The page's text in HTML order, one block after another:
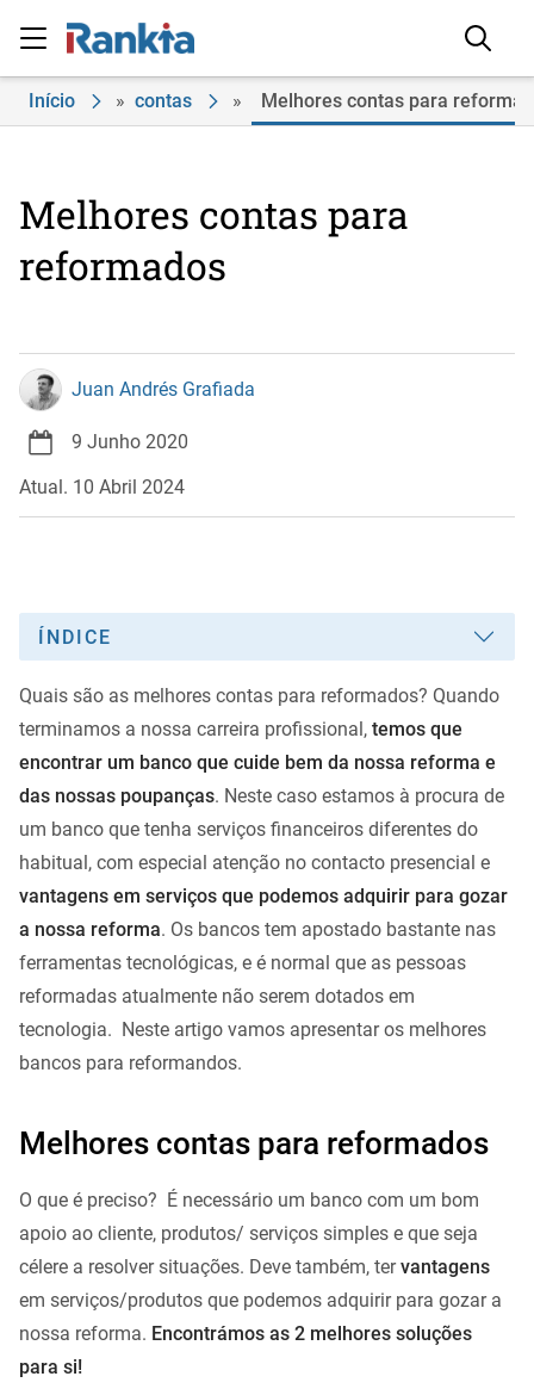
Início » contas » Melhores contas para
Melhores contas para
reformados
Juan Andrés Grafiada
9 Junho 2020
Atual. 10 Abril 2024
ÍNDICE
Quais são as melhores contas para reformados? Quando
terminamos a nossa carreira profissional, temos que
encontrar um banco que cuide bem da nossa reforma e
das nossas poupanças. Neste caso estamos à procura de
um banco que tenha serviços financeiros diferentes do
habitual, com especial atenção no contacto presencial e
vantagens em serviços que podemos adquirir para gozar
a nossa reforma. Os bancos tem apostado bastante nas
ferramentas tecnológicas, e é normal que as pessoas
reformadas atualmente não serem dotados em
tecnologia. Neste artigo vamos apresentar os melhores
bancos para reformandos.
Melhores contas para reformados
O que é preciso? É necessário um banco com um bom
apoio ao cliente, produtos/ serviços simples e que seja
célere a resolver situações. Deve também, tervantagens
em serviços/produtos que podemos adquirir para gozar a
nossa reforma. Encontrámos as 2 melhores soluções
para si!